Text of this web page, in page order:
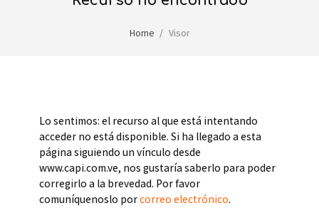
Home Visor
Lo sentimos: el recurso al que está intentando
acceder no está disponible. Si ha llegado a esta
página siguiendo un vínculo desde
www.capi.com.ve, nos gustaría saberlo para poder
corregirlo a la brevedad. Por favor
comuníquenoslo porcorreo electrónico.